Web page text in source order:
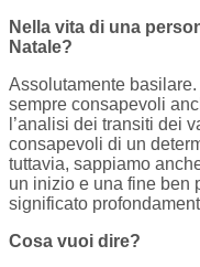
Nella vita di una
Natale?
Assolutamente
sempre consapevoli
l’analisi dei transiti dei
consapevoli di un
tuttavia, sappiamo
un inizio e una fine ben
significato
Cosa vuoi dire?